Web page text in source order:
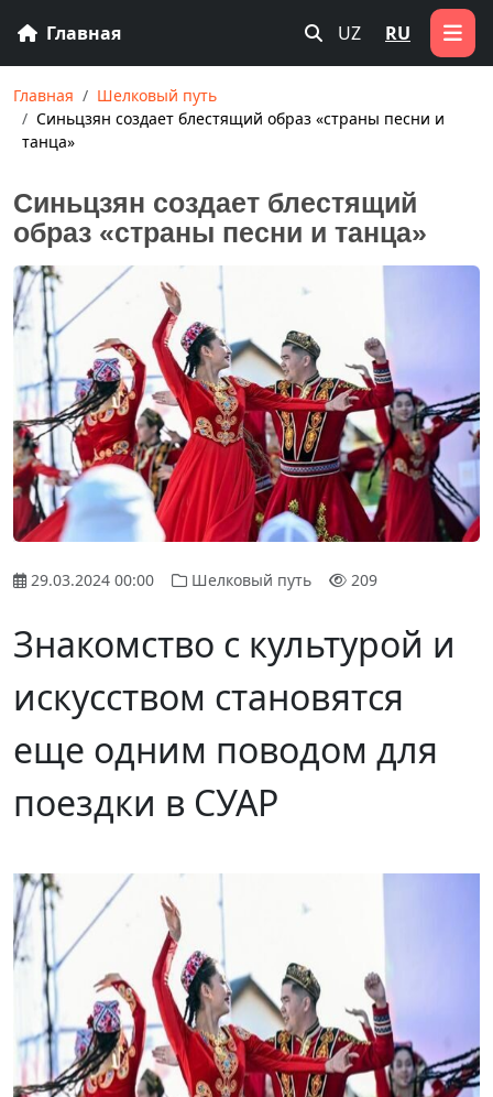
Главная UZ RU
Главная
Шелковый путь
Синьцзян создает блестящий образ «страны песни и
танца»
Синьцзян создает блестящий
образ «страны песни и танца»
29.03.2024 00:00 Шелковый путь 209
Знакомство с культурой и
искусством становятся
еще одним поводом для
поездки в СУАР